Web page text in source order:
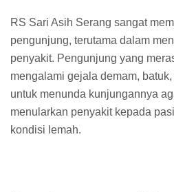
RS Sari Asih Serang sangat
pengunjung, terutama dalam
penyakit. Pengunjung yang
mengalami gejala demam,
untuk menunda kunjungannya
menularkan penyakit kepada
kondisi lemah.